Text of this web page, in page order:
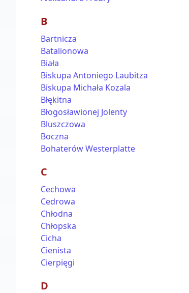
B
Bartnicza
Batalionowa
Biała
Biskupa Antoniego Laubitza
Biskupa Michała Kozala
Błękitna
Błogosławionej Jolenty
Bluszczowa
Boczna
Bohaterów Westerplatte
C
Cechowa
Cedrowa
Chłodna
Chłopska
Cicha
Cienista
Cierpięgi
D